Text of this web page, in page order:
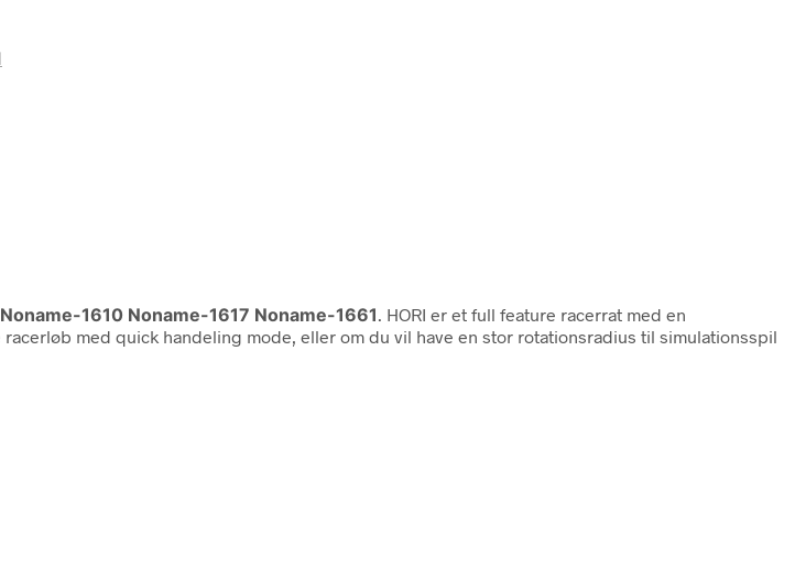
Noname-1610 Noname-1617 Noname-1661 . HORI er et full feature racerrat med en
med quick handeling mode, eller om du vil have en stor rotationsradius til simulationsspil